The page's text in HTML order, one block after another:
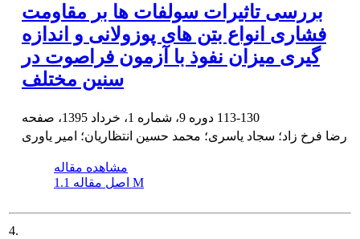
بررسی تاثیرات سولفات ها بر مقاومت
فشاری انواع بتن های پوزولانی و اندازه
گیری میزان نفوذ با آزمون فراصوت در
سنین مختلف
113-130
رضا فرخ زاد؛ سجاد یاسری؛ محمد حسین انتظاریان؛ امیر یاوری
مشاهده مقاله
اصل مقاله 1.1 M
4.